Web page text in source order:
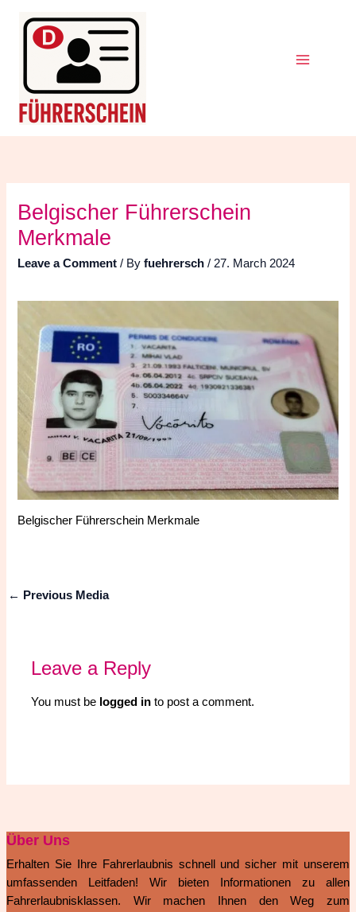
content
Belgischer Führerschein
Merkmale
Leave a Comment / Byfuehrersch/ 27. March 2024
Belgischer Führerschein Merkmale
← Previous Media
Leave a Reply
You must be logged in to post a comment.
Über Uns
Erhalten Sie Ihre Fahrerlaubnis schnell und sicher mit unserem
umfassenden Leitfaden! Wir bieten Informationen zu allen
Fahrerlaubnisklassen. Wir machen Ihnen den Weg zum